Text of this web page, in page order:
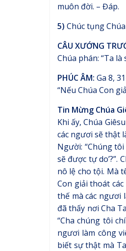
muôn đời. – Đáp.
5) Chúc tụng
CÂU XƯỚNG
Chúa phán: “Ta
PHÚC ÂM: Ga 8,
“Nếu Chúa Con
Tin Mừng Chúa
Khi ấy, Chúa
các ngươi sẽ thật
Người: “Chúng
sẽ được tự do’?”.
nô lệ cho tội. Mà
Con giải thoát
thế mà các ngươi
đã thấy nơi Cha
“Cha chúng tôi
ngươi làm công
biết sự thật mà